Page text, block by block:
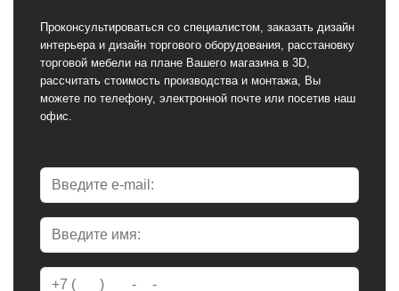
Проконсультироваться со специалистом, заказать дизайн
интерьера и дизайн торгового оборудования, расстановку
торговой мебели на плане Вашего магазина в 3D,
рассчитать стоимость производства и монтажа, Вы
можете по телефону, электронной почте или посетив наш
офис.